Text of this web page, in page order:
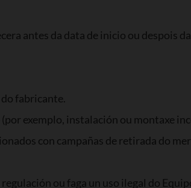
antes da data de inicio ou despois
fabricante.
exemplo, instalación ou montaxe
con campañas de retirada do
ou faga un uso ilegal do